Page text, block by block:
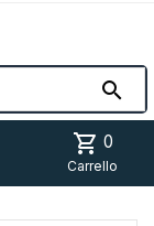

shopping_cart 0
Carrello